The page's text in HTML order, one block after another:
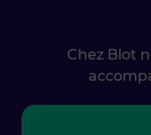
Chez Blot